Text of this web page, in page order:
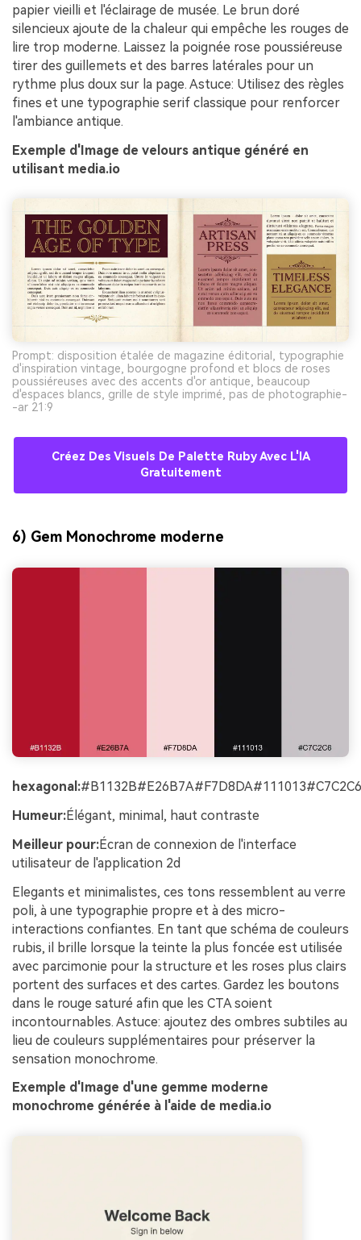
papier vieilli et l'éclairage de musée. Le brun doré
silencieux ajoute de la chaleur qui empêche les rouges de
lire trop moderne. Laissez la poignée rose poussiéreuse
tirer des guillemets et des barres latérales pour un
rythme plus doux sur la page. Astuce: Utilisez des règles
fines et une typographie serif classique pour renforcer
l'ambiance antique.
Exemple d'Image de velours antique généré en
utilisant media.io
Prompt: disposition étalée de magazine éditorial, typographie
d'inspiration vintage, bourgogne profond et blocs de roses
poussiéreuses avec des accents d'or antique, beaucoup
d'espaces blancs, grille de style imprimé, pas de photographie-
-ar 21:9
Créez Des Visuels De Palette Ruby Avec L'IA
Gratuitement
6) Gem Monochrome moderne
hexagonal:#B1132B#E26B7A#F7D8DA#111013#C7C2C6
Humeur:Élégant, minimal, haut contraste
Meilleur pour:Écran de connexion de l'interface
utilisateur de l'application 2d
Elegants et minimalistes, ces tons ressemblent au verre
poli, à une typographie propre et à des micro-
interactions confiantes. En tant que schéma de couleurs
rubis, il brille lorsque la teinte la plus foncée est utilisée
avec parcimonie pour la structure et les roses plus clairs
portent des surfaces et des cartes. Gardez les boutons
dans le rouge saturé afin que les CTA soient
incontournables. Astuce: ajoutez des ombres subtiles au
lieu de couleurs supplémentaires pour préserver la
sensation monochrome.
Exemple d'Image d'une gemme moderne
monochrome générée à l'aide de media.io